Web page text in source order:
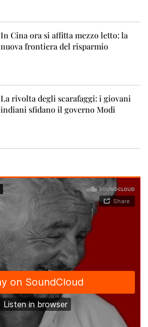
In Cina ora si affitta mezzo letto: la
nuova frontiera del risparmio
La rivolta degli scarafaggi: i giovani
indiani sfidano il governo Modi